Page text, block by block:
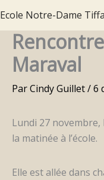
au
contenu
Ecole Notre-Dame
Maraval
ParCindy Guillet/6
Lundi 27
la matinée à l’école.
Elle est allée dans